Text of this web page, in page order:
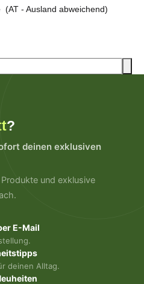
(AT - Ausland abweichend)
?
deinen exklusiven
und exklusive
E-Mail
deinen Alltag.